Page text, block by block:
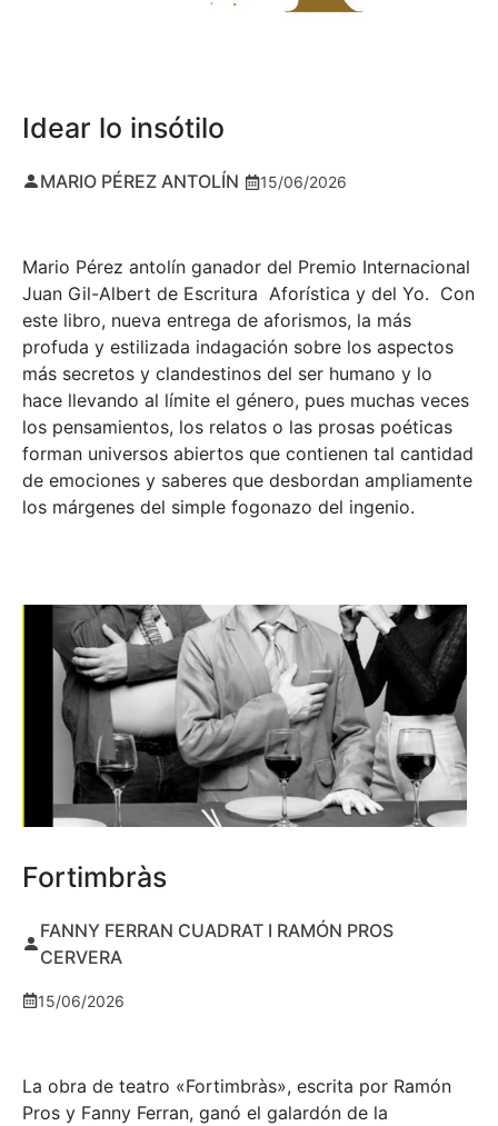
Idear lo insótilo
MARIO PÉREZ ANTOLÍN 15/06/2026
Mario Pérez antolín ganador del Premio Internacional
Juan Gil-Albert de Escritura Aforística y del Yo. Con
este libro, nueva entrega de aforismos, la más
profuda y estilizada indagación sobre los aspectos
más secretos y clandestinos del ser humano y lo
hace llevando al límite el género, pues muchas veces
los pensamientos, los relatos o las prosas poéticas
forman universos abiertos que contienen tal cantidad
de emociones y saberes que desbordan ampliamente
los márgenes del simple fogonazo del ingenio.
Fortimbràs
FANNY FERRAN CUADRAT I RAMÓN PROS
CERVERA
15/06/2026
La obra de teatro «Fortimbràs», escrita por Ramón
Pros y Fanny Ferran, ganó el galardón de la